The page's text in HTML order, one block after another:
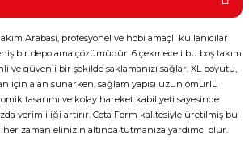
Arabası, profesyonel ve hobi amaçlı kullanıcılar
bir depolama çözümüdür. 6 çekmeceli bu boş takım
ve güvenli bir şekilde saklamanızı sağlar. XL boyutu,
için alan sunarken, sağlam yapısı uzun ömürlü
tasarımı ve kolay hareket kabiliyeti sayesinde
verimliliği artırır. Ceta Form kalitesiyle üretilmiş bu
her zaman elinizin altında tutmanıza yardımcı olur.